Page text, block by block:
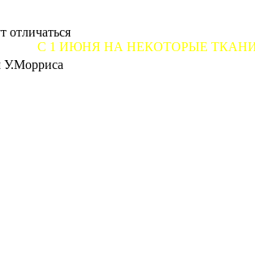
отличаться
НА НЕКОТОРЫЕ ТКАНИ
У.Морриса